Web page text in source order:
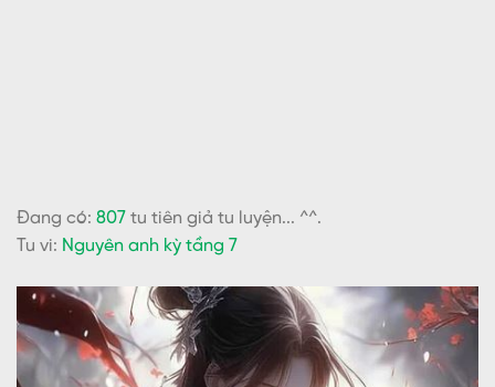
Đang có: 807 tu tiên giả tu luyện... ^^.
Tu vi: Nguyên anh kỳ tầng 7